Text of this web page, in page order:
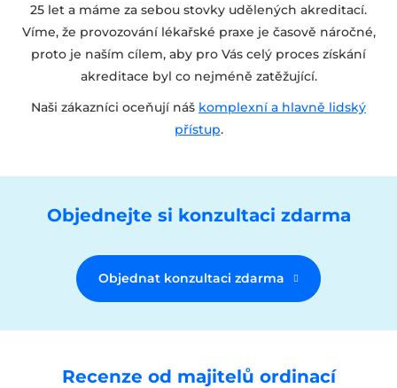
25 let a máme za sebou stovky udělených akreditací.
Víme, že provozování lékařské praxe je časově náročné,
proto je naším cílem, aby pro Vás celý proces získání
akreditace byl co nejméně zatěžující.
Naši zákazníci oceňují náš komplexní a hlavně lidský
přístup.
Objednejte si konzultaci zdarma
Objednat konzultaci zdarma
Recenze od majitelů ordinací